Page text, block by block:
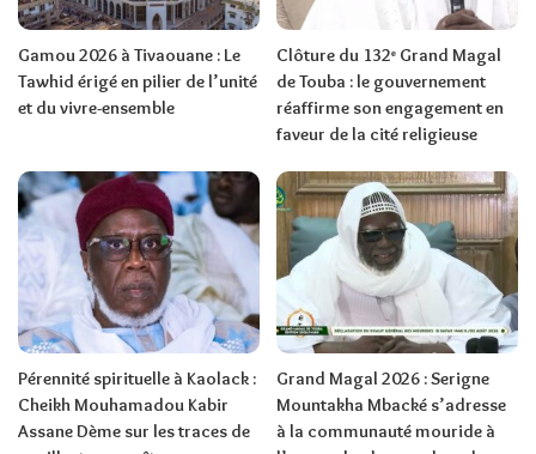
Gamou 2026 à Tivaouane : Le
Tawhid érigé en pilier de l’unité
et du vivre-ensemble
Clôture du 132ᵉ Grand Magal
de Touba : le gouvernement
réaffirme son engagement en
faveur de la cité religieuse
Pérennité spirituelle à Kaolack :
Cheikh Mouhamadou Kabir
Assane Dème sur les traces de
Grand Magal 2026 : Serigne
Mountakha Mbacké s’adresse
à la communauté mouride à